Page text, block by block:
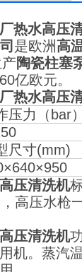
热水高压
是欧洲高
陶瓷柱塞
亿欧元。
热水高压
压力（bar）
尺寸(mm)
压清洗机
高压水枪
压清洗机
机。蒸汽